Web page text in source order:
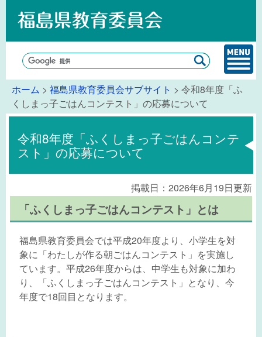
ホーム > 福島県教育委員会サブサイト > 令和8年度「ふ
くしまっ子ごはんコンテスト」の応募について
令和8年度「ふくしまっ子ごはんコンテ
スト」の応募について
掲載日：2026年6月19日更新
「ふくしまっ子ごはんコンテスト」とは
福島県教育委員会では平成20年度より、小学生を対
象に「わたしが作る朝ごはんコンテスト」を実施し
ています。平成26年度からは、中学生も対象に加わ
り、「ふくしまっ子ごはんコンテスト」となり、今
年度で18回目となります。